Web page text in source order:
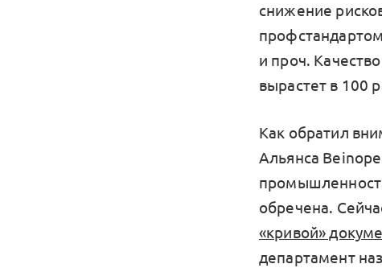
снижение
и проч.
вырастет в 100
Как обратил
Альянса
обречена.
«кривой»
департамент